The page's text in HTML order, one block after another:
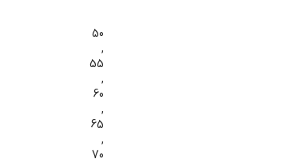
50
,
55
,
60
,
65
,
70